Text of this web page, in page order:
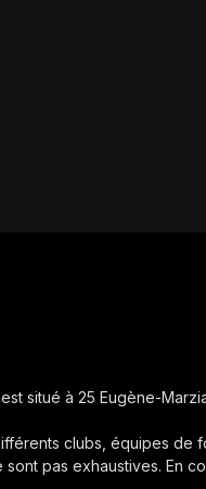
situé à 25 Eugène-
clubs, équipes de
pas exhaustives. En